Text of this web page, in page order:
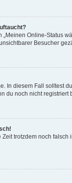
Online-Status
Besucher
diesem Fall solltest
noch nicht registriert
trotzdem noch